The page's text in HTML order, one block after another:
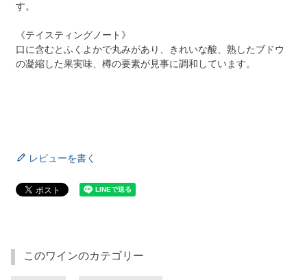
す。
《テイスティングノート》
口に含むとふくよかで丸みがあり、きれいな酸、熟したブドウ
の凝縮した果実味、樽の要素が見事に調和しています。
レビューを書く
このワインのカテゴリー